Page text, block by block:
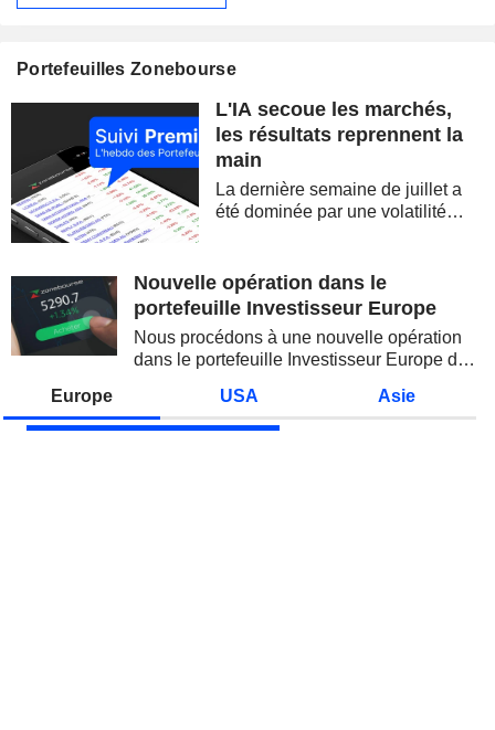
Portefeuilles Zonebourse
L'IA secoue les marchés,
les résultats reprennent la
main
La dernière semaine de juillet a
été dominée par une volatilité
semi-conducteurs. Les
inquiétudes sur la soutenabilité
Nouvelle opération dans le
portefeuille Investisseur Europe
Nous procédons à une nouvelle opération
dans le portefeuille Investisseur Europe de
Europe USA Asie